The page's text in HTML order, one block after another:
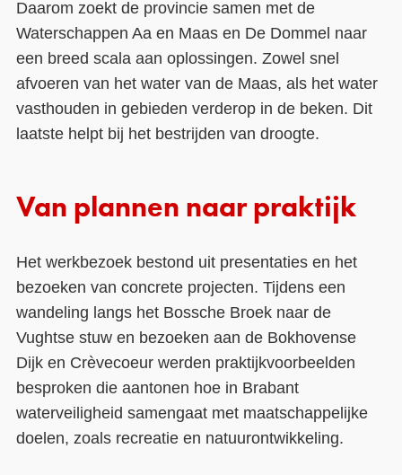
Daarom zoekt de provincie samen met de
Waterschappen Aa en Maas en De Dommel naar
een breed scala aan oplossingen. Zowel snel
afvoeren van het water van de Maas, als het water
vasthouden in gebieden verderop in de beken. Dit
laatste helpt bij het bestrijden van droogte.
Van plannen naar praktijk
Het werkbezoek bestond uit presentaties en het
bezoeken van concrete projecten. Tijdens een
wandeling langs het Bossche Broek naar de
Vughtse stuw en bezoeken aan de Bokhovense
Dijk en Crèvecoeur werden praktijkvoorbeelden
besproken die aantonen hoe in Brabant
waterveiligheid samengaat met maatschappelijke
doelen, zoals recreatie en natuurontwikkeling.